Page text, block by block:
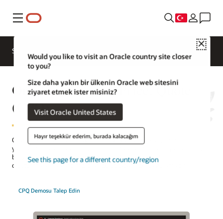
Menü
Close
Would you like to visit an Oracle country site closer
to you?
Size daha yakın bir ülkenin Oracle web sitesini
ziyaret etmek ister misiniz?
Visit Oracle United States
Hayır teşekkür ederim, burada kalacağım
See this page for a different country/region
Sales Ürünleri
Oracle Configure, Price, Quote
(CPQ)
Oracle CPQ, satıcıların doğru ürün veya hizmet karışımını
yapılandırmalarına ve müşterilerinin fiyatlandırma ihtiyaçlarını hızlı
bir şekilde karşılamak için doğru, profesyonel teklifler
oluşturmalarına yardımcı olan bulut tabanlı bir uygulamadır.
CPQ Demosu Talep Edin